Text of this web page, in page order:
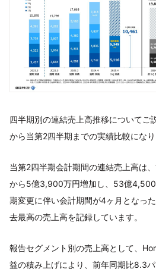
四半期別の連結売上高推移についてご
から当第2四半期までの実績比較になり
当第2四半期会計期間の連結売上高は
から5億3,900万円増加し、53億
期変更に伴い会計期間が4ヶ月となっ
去最高の売上高を記録しています。
報告セグメント別の売上高として、
益の積み上げにより、前年同期比8.3